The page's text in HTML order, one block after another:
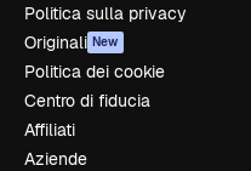
Politica sulla privacy
Originali New
Politica dei cookie
Centro di fiducia
Affiliati
Aziende